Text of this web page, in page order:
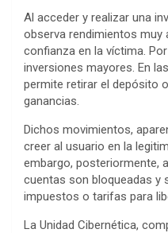
Al acceder y realizar una
observa rendimientos muy
confianza en la víctima.
inversiones mayores. En
permite retirar el depósito
ganancias.
Dichos movimientos,
creer al usuario en la
embargo, posteriormente,
cuentas son bloqueadas y
impuestos o tarifas para
La Unidad Cibernética,